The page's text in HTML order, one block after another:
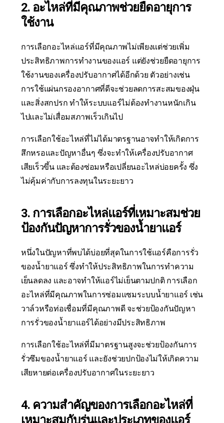
2. อะไหล่ที่มีคุณภาพช่วยยืดอายุการ
ใช้งาน
การเลือกอะไหล่แอร์ที่มีคุณภาพไม่เพียงแต่ช่วยเพิ่ม
ประสิทธิภาพการทำงานของแอร์ แต่ยังช่วยยืดอายุการ
ใช้งานของเครื่องปรับอากาศได้อีกด้วย ตัวอย่างเช่น
การใช้แผ่นกรองอากาศที่ดีจะช่วยลดการสะสมของฝุ่น
และสิ่งสกปรก ทำให้ระบบแอร์ไม่ต้องทำงานหนักเกิน
ไปและไม่เสื่อมสภาพเร็วเกินไป
การเลือกใช้อะไหล่ที่ไม่ได้มาตรฐานอาจทำให้เกิดการ
สึกหรอและปัญหาอื่นๆ ซึ่งจะทำให้เครื่องปรับอากาศ
เสียเร็วขึ้น และต้องซ่อมหรือเปลี่ยนอะไหล่บ่อยครั้ง ซึ่ง
ไม่คุ้มค่ากับการลงทุนในระยะยาว
3. การเลือกอะไหล่แอร์ที่เหมาะสมช่วย
ป้องกันปัญหาการรั่วของน้ำยาแอร์
หนึ่งในปัญหาที่พบได้บ่อยที่สุดในการใช้แอร์คือการรั่ว
ของน้ำยาแอร์ ซึ่งทำให้ประสิทธิภาพในการทำความ
เย็นลดลง และอาจทำให้แอร์ไม่เย็นตามปกติ การเลือก
อะไหล่ที่มีคุณภาพในการซ่อมแซมระบบน้ำยาแอร์ เช่น
วาล์วหรือท่อเชื่อมที่มีคุณภาพดี จะช่วยป้องกันปัญหา
การรั่วของน้ำยาแอร์ได้อย่างมีประสิทธิภาพ
การเลือกใช้อะไหล่ที่มีมาตรฐานสูงจะช่วยป้องกันการ
รั่วซึมของน้ำยาแอร์ และยังช่วยปกป้องไม่ให้เกิดความ
เสียหายต่อเครื่องปรับอากาศในระยะยาว
4. ความสำคัญของการเลือกอะไหล่ที่
เหมาะสมกับรุ่นและประเภทของแอร์